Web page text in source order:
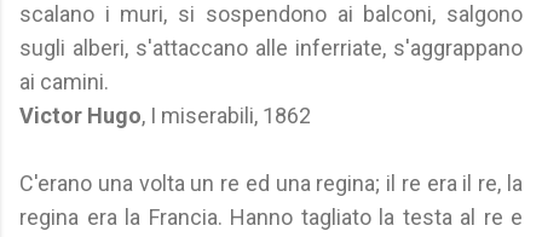
scalano i muri, si sospendono ai balconi, salgono
sugli alberi, s'attaccano alle inferriate, s'aggrappano
ai camini.
Victor Hugo, I miserabili, 1862
C'erano una volta un re ed una regina; il re era il re, la
regina era la Francia. Hanno tagliato la testa al re e